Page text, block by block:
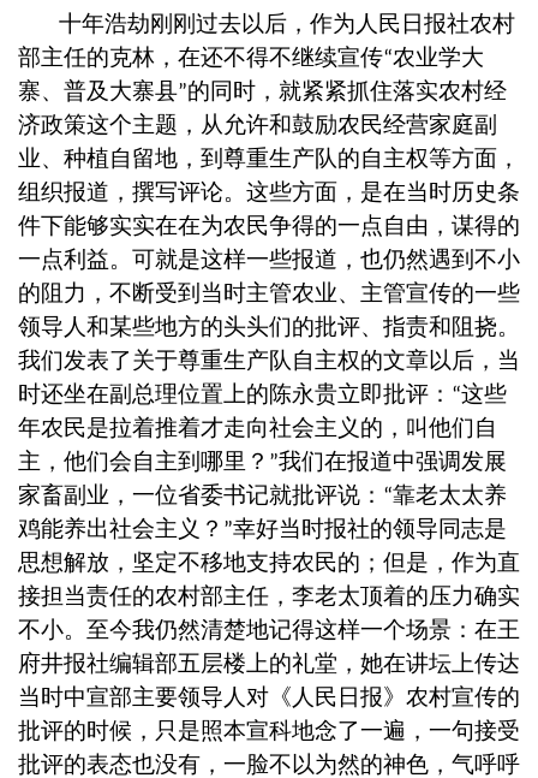
十年浩劫刚刚过去以后，作为人民日报社农村
部主任的克林，在还不得不继续宣传“农业学大
寨、普及大寨县”的同时，就紧紧抓住落实农村经
济政策这个主题，从允许和鼓励农民经营家庭副
业、种植自留地，到尊重生产队的自主权等方面，
组织报道，撰写评论。这些方面，是在当时历史条
件下能够实实在在为农民争得的一点自由，谋得的
一点利益。可就是这样一些报道，也仍然遇到不小
的阻力，不断受到当时主管农业、主管宣传的一些
领导人和某些地方的头头们的批评、指责和阻挠。
我们发表了关于尊重生产队自主权的文章以后，当
时还坐在副总理位置上的陈永贵立即批评： “这些
年农民是拉着推着才走向社会主义的，叫他们自
主，他们会自主到哪里？ ”我们在报道中强调发展
家畜副业，一位省委书记就批评说： “靠老太太养
鸡能养出社会主义？ ”幸好当时报社的领导同志是
思想解放，坚定不移地支持农民的；但是，作为直
接担当责任的农村部主任，李老太顶着的压力确实
不小。至今我仍然清楚地记得这样一个场景：在王
府井报社编辑部五层楼上的礼堂，她在讲坛上传达
当时中宣部主要领导人对《人民日报》农村宣传的
批评的时候，只是照本宣科地念了一遍，一句接受
批评的表态也没有，一脸不以为然的神色，气呼呼